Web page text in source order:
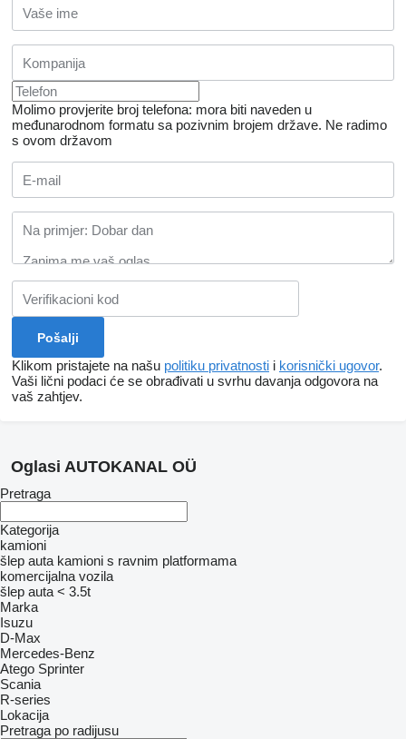
Molimo provjerite broj telefona: mora biti naveden u
međunarodnom formatu sa pozivnim brojem države. Ne radimo
s ovom državom
Klikom pristajete na našu politiku privatnosti i korisnički ugovor.
Vaši lični podaci će se obrađivati ​​u svrhu davanja odgovora na
vaš zahtjev.
Oglasi AUTOKANAL OÜ
Pretraga
Kategorija
kamioni
šlep auta kamioni s ravnim platformama
komercijalna vozila
šlep auta < 3.5t
Marka
Isuzu
D-Max
Mercedes-Benz
Atego Sprinter
Scania
R-series
Lokacija
Pretraga po radijusu